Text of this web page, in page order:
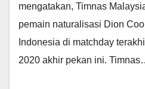
mengatakan, Timnas
pemain naturalisasi Dion
Indonesia di matchday
2020 akhir pekan ini.